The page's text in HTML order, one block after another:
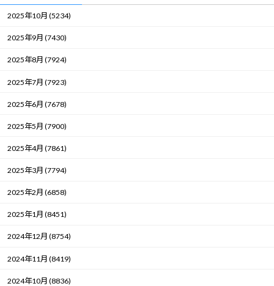
2025年10月 (5234)
2025年9月 (7430)
2025年8月 (7924)
2025年7月 (7923)
2025年6月 (7678)
2025年5月 (7900)
2025年4月 (7861)
2025年3月 (7794)
2025年2月 (6858)
2025年1月 (8451)
2024年12月 (8754)
2024年11月 (8419)
2024年10月 (8836)